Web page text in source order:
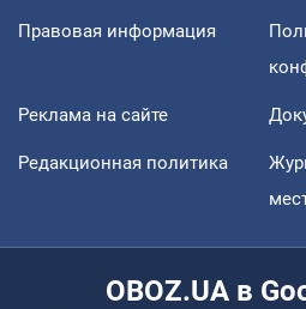
Правовая информация
Реклама на сайте
Редакционная политика
OBOZ.UA в